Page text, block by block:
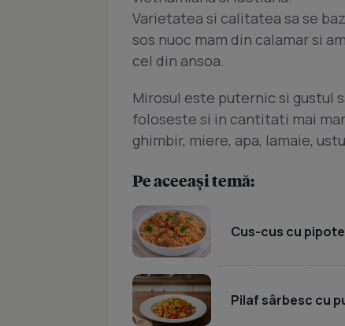
Varietatea si calitatea sa se
sos nuoc mam din calamar si
cel din ansoa.
Mirosul este puternic si gustul
foloseste si in cantitati mai
ghimbir, miere, apa, lamaie,
Pe aceeași temă:
Cus-cus cu
Pilaf sârbesc cu